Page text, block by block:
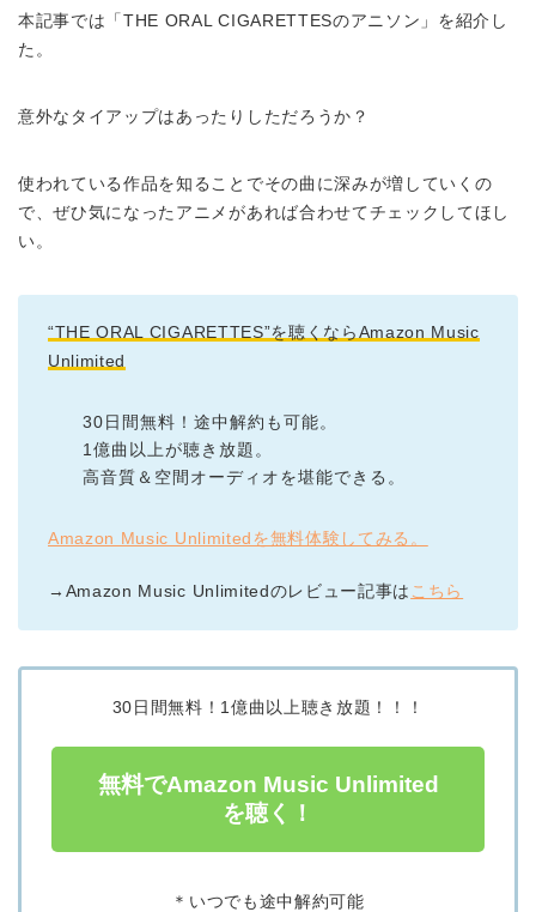
本記事では「THE ORAL CIGARETTESのアニソン」を紹介し
た。
意外なタイアップはあったりしただろうか？
使われている作品を知ることでその曲に深みが増していくの
で、ぜひ気になったアニメがあれば合わせてチェックしてほし
い。
“THE ORAL CIGARETTES”を聴くならAmazon Music
Unlimited
30日間無料！途中解約も可能。
1億曲以上が聴き放題。
高音質＆空間オーディオを堪能できる。
Amazon Music Unlimitedを無料体験してみる。
→Amazon Music Unlimitedのレビュー記事は こちら
30日間無料！1億曲以上聴き放題！！！
無料でAmazon Music Unlimited
を聴く！
＊いつでも途中解約可能